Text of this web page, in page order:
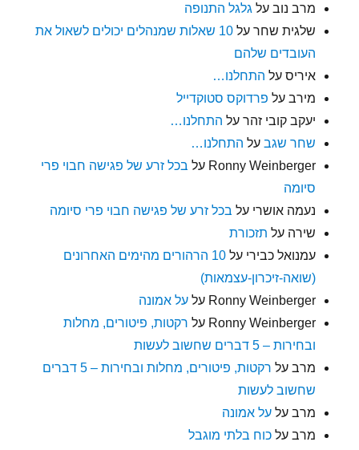
מרב נוב על גלגל התנופה
שלגית שחר על
10 שאלות שמנהלים יכולים לשאול את
העובדים שלהם
איריס על התחלנו…
מירב על פרדוקס סטוקדייל
יעקב קובי זהר על התחלנו…
שחר שגב על התחלנו…
Ronny Weinberger על בכל זרע של פגישה חבוי פרי
סיומה
נעמה אושרי על בכל זרע של פגישה חבוי פרי סיומה
שירה על תזכורת
עמנואל כבירי על
10 הרהורים מהימים האחרונים
(שואה-זיכרון-עצמאות)
Ronny Weinberger עלעל אמונה
Ronny Weinberger על רקטות, פיטורים, מחלות
ובחירות – 5 דברים שחשוב לעשות
מרב על
רקטות, פיטורים, מחלות ובחירות – 5 דברים
שחשוב לעשות
מרב עלעל אמונה
מרב עלכוח בלתי מוגבל